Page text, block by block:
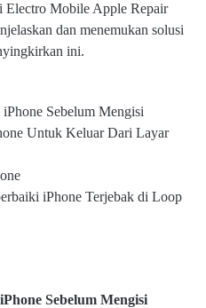
Electro Mobile Apple Repair
dan menemukan solusi
ini.
Sebelum Mengisi
Untuk Keluar Dari Layar
iPhone Terjebak di Loop
Sebelum Mengisi